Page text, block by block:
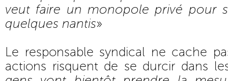
veut faire un monopole privé pour
quelques nantis»
Le responsable syndical ne cache
actions risquent de se durcir dans